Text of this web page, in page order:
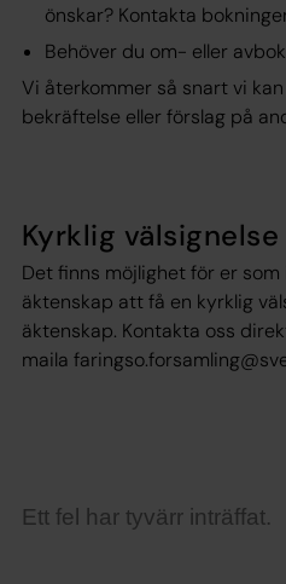
önskar? Kontakta
Behöver du om- eller
Vi återkommer så snart vi
bekräftelse eller förslag på
Kyrklig välsignelse
Det finns möjlighet för er
äktenskap att få en kyrklig
äktenskap. Kontakta oss
maila
Ett fel har tyvärr inträffat.